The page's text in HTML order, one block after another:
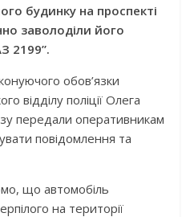
будинку на проспекті
заволоділи його
2199”.
обов’язки
відділу поліції Олега
передали оперативникам
повідомлення та
що автомобіль
на території